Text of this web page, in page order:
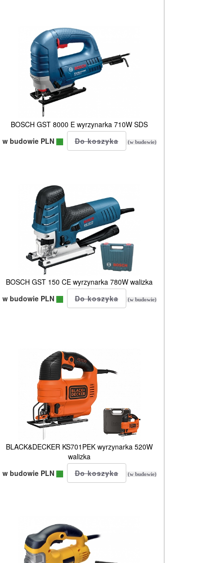
BOSCH GST 8000 E wyrzynarka 710W SDS
w budowie PLN
(w budowie)
BOSCH GST 150 CE wyrzynarka 780W walizka
w budowie PLN
(w budowie)
BLACK&DECKER KS701PEK wyrzynarka 520W
walizka
w budowie PLN
(w budowie)